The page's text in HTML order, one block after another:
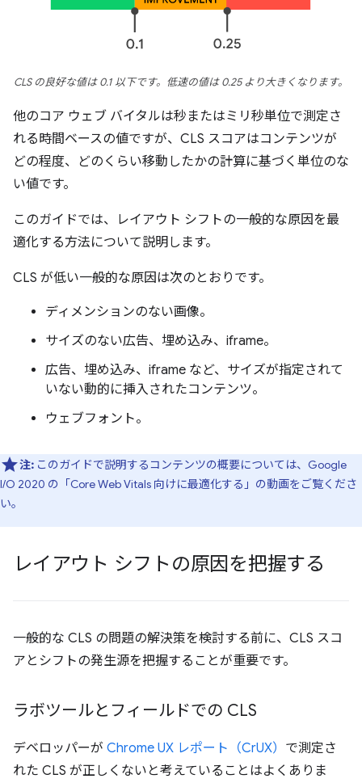
CLS の良好な値は 0.1 以下です。低速の値は 0.25 より大きくなります。
他のコア ウェブ バイタルは秒またはミリ秒単位で測定さ
れる時間ベースの値ですが、CLS スコアはコンテンツが
どの程度、どのくらい移動したかの計算に基づく単位のな
い値です。
このガイドでは、レイアウト シフトの一般的な原因を最
適化する方法について説明します。
CLS が低い一般的な原因は次のとおりです。
ディメンションのない画像。
サイズのない広告、埋め込み、iframe。
広告、埋め込み、iframe など、サイズが指定されて
いない動的に挿入されたコンテンツ。
ウェブフォント。
注: このガイドで説明するコンテンツの概要については、Google
I/O 2020 の「Core Web Vitals 向けに最適化する」の動画をご覧くださ
い。
レイアウト シフトの原因を把握する
一般的な CLS の問題の解決策を検討する前に、CLS スコ
アとシフトの発生源を把握することが重要です。
ラボツールとフィールドでの CLS
デベロッパーが Chrome UX レポート（CrUX） で測定さ
れた CLS が正しくないと考えていることはよくありま